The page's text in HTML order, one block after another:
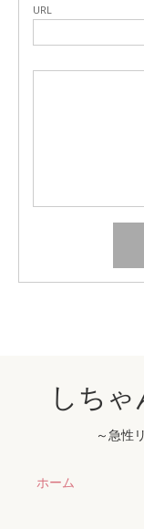
URL
しち
～急性
ホーム